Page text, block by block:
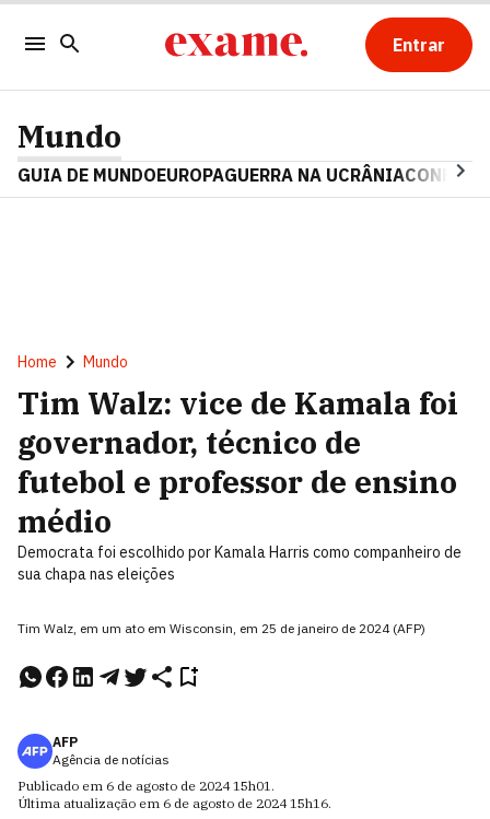
Entrar
Mundo
GUIA DE MUNDOEUROPAGUERRA NA UCRÂNIA
Home Mundo
Tim Walz: vice de Kamala foi
governador, técnico de
futebol e professor de ensino
médio
Democrata foi escolhido por Kamala Harris como companheiro de
sua chapa nas eleições
Tim Walz, em um ato em Wisconsin, em 25 de janeiro de 2024 (AFP)
AFP
Agência de notícias
Publicado em 6 de agosto de 2024 15h01.
Última atualização em 6 de agosto de 2024 15h16.